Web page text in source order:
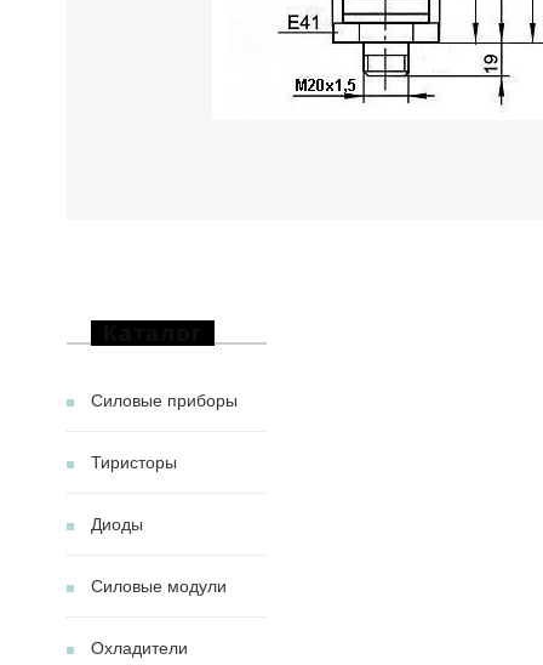
Силовые приборы
Тиристоры
Диоды
Силовые модули
Охладители